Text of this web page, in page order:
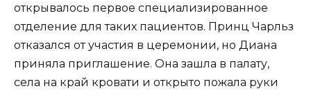
открывалось первое специализированное
отделение для таких пациентов. Принц Чарльз
отказался от участия в церемонии, но Диана
приняла приглашение. Она зашла в палату,
села на край кровати и открыто пожала руки